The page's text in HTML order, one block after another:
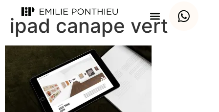
ipad canape vert